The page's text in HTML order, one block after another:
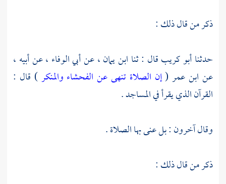
ذكر من قال ذلك :
حدثناأبو كريبقال : ثنا ابن يمان ،عنأبي الوفاء ،عن أبيه ،
عن ابن عمر (إن الصلاة تنهى عن الفحشاء والمنكر) قال :
القرآن الذي يقرأ في المساجد .
وقال آخرون : بل عنى بها الصلاة .
ذكر من قال ذلك :